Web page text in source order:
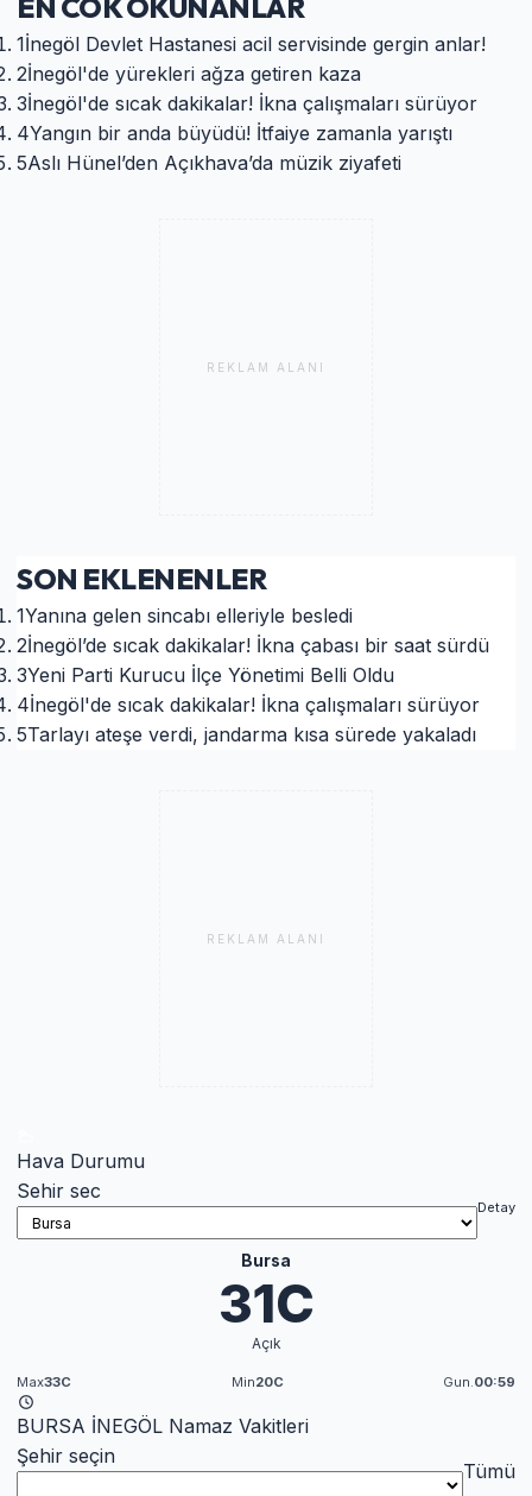
EN COK OKUNANLAR
1İnegöl Devlet Hastanesi acil servisinde gergin anlar!
2İnegöl'de yürekleri ağza getiren kaza
3İnegöl'de sıcak dakikalar! İkna çalışmaları sürüyor
4Yangın bir anda büyüdü! İtfaiye zamanla yarıştı
5Aslı Hünel’den Açıkhava’da müzik ziyafeti
REKLAM ALANI
SON EKLENENLER
1Yanına gelen sincabı elleriyle besledi
2İnegöl’de sıcak dakikalar! İkna çabası bir saat sürdü
3Yeni Parti Kurucu İlçe Yönetimi Belli Oldu
4İnegöl'de sıcak dakikalar! İkna çalışmaları sürüyor
5Tarlayı ateşe verdi, jandarma kısa sürede yakaladı
REKLAM ALANI
Hava Durumu
Sehir sec
Detay
Bursa
31C
Açık
Max33C Min20C Gun.00:59
BURSA İNEGÖL Namaz Vakitleri
Şehir seçin
Tümü